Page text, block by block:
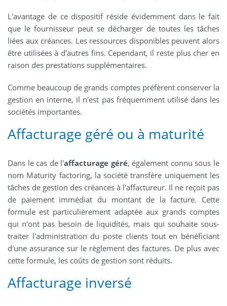
L'avantage de ce dispositif réside évidemment dans le fait
que le fournisseur peut se décharger de toutes les tâches
liées aux créances. Les ressources disponibles peuvent alors
être utilisées à d'autres fins. Cependant, il reste plus cher en
raison des prestations supplémentaires.
Comme beaucoup de grands comptes préfèrent conserver la
gestion en interne, il n'est pas fréquemment utilisé dans les
sociétés importantes.
Affacturage géré ou à maturité
Dans le cas de l'affacturage géré, également connu sous le
nom Maturity factoring, la société transfère uniquement les
tâches de gestion des créances à l'affactureur. Il ne reçoit pas
de paiement immédiat du montant de la facture. Cette
formule est particulièrement adaptée aux grands comptes
qui n'ont pas besoin de liquidités, mais qui souhaite sous-
traiter l'administration du poste clients tout en bénéficiant
d'une assurance sur le règlement des factures. De plus avec
cette formule, les coûts de gestion sont réduits.
Affacturage inversé